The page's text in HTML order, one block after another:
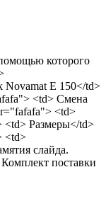
которого
Novamat E 150</td>
<td> Смена
<td>
<td> Размеры</td>
<td>
слайда.
поставки